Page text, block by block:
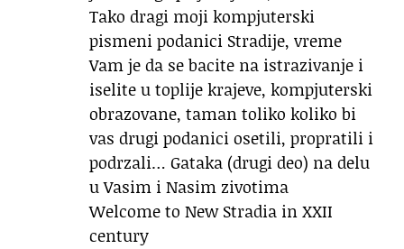
Tako dragi moji kompjuterski
pismeni podanici Stradije, vreme
Vam je da se bacite na istrazivanje i
iselite u toplije krajeve, kompjuterski
obrazovane, taman toliko koliko bi
vas drugi podanici osetili, propratili i
podrzali… Gataka (drugi deo) na delu
u Vasim i Nasim zivotima
Welcome to New Stradia in XXII
century